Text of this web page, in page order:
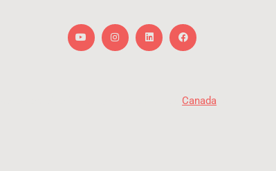
YoutubeInstagramLinkedinFacebook
Canada